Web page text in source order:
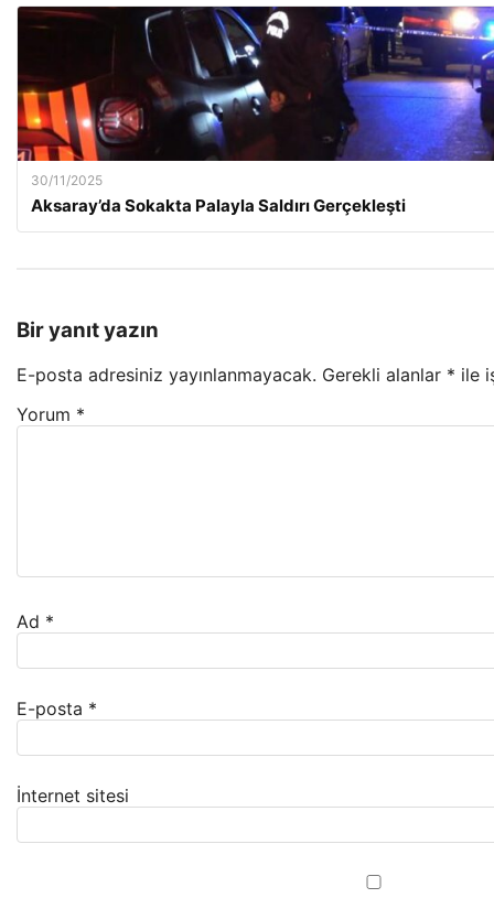
30/11/2025
Aksaray’da Sokakta Palayla Saldırı Gerçekleşti
Bir yanıt yazın
E-posta adresiniz yayınlanmayacak. Gerekli alanlar * ile
Yorum *
Ad *
E-posta *
İnternet sitesi